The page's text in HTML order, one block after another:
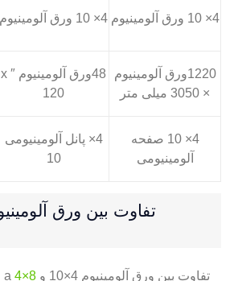
4× 10 ورق آلومینیوم 4× 10 ورق آلومینیوم
1220ورق آلومینیوم
× 3050 میلی متر
48ورق آلومینیوم ″ x
120
4× 10 صفحه
آلومینیومی
4× پانل آلومینیومی
10
تفاوت بین ورق آلومینیوم 4×10 و a 4×8 ورق آلومینیوم